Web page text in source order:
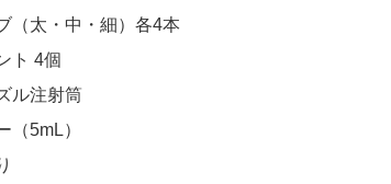
（太・中・細）各4本
ト 4個
ル注射筒
（5mL）